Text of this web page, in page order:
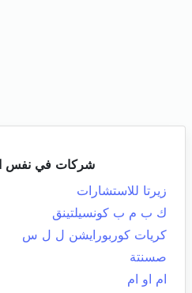
شركات في نفس
زيرتا للاستشارات
ك ب م ب كونسيلتينق
كريات كوربورايشن ل ل س
صسنتة
ام او ام